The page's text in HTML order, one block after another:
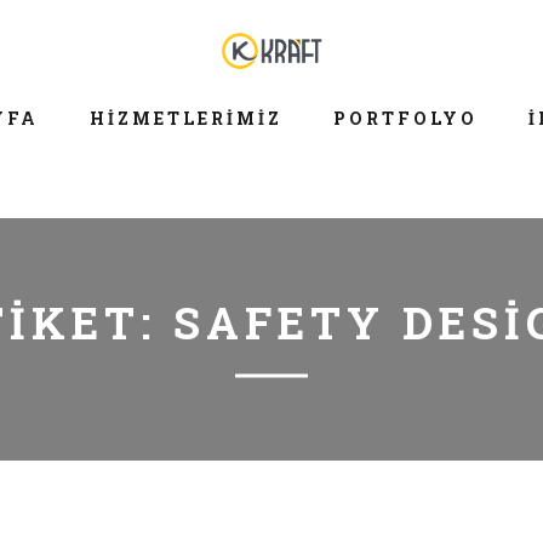
HIZMETLERIMIZ PORTFOLYO
SAFETY